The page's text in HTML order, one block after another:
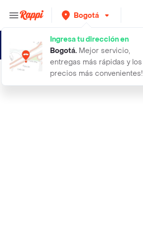
Bogotá
Ingresa tu dirección en
Bogotá. Mejor servicio,
entregas más rápidas y los
precios más convenientes!
formas y colores fomi evacolor mora